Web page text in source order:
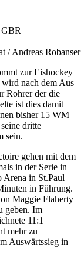
/ Andreas Robanser
zur Eishockey
nach dem Aus
Rohrer der die
ist dies damit
bisher 15 WM
dritte
sein.
gehen mit dem
in der Serie in
Arena in St.Paul
in Führung.
Maggie Flaherty
geben. Im
11:1
mehr zu
Auswärtssieg in